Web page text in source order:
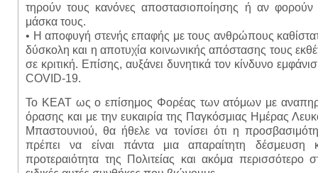
τηρούν τους κανόνες αποστασιοποίησης ή αν φορούν
μάσκα τους.
• Η αποφυγή στενής επαφής με τους ανθρώπους
δύσκολη και η αποτυχία κοινωνικής απόστασης τους
σε κριτική. Επίσης, αυξάνει δυνητικά τον κίνδυνο
COVID-19.
Το ΚΕΑΤ ως ο επίσημος Φορέας των ατόμων με
όρασης και με την ευκαιρία της Παγκόσμιας Ημέρας
Μπαστουνιού, θα ήθελε να τονίσει ότι η
πρέπει να είναι πάντα μια απαραίτητη δέσμευση
προτεραιότητα της Πολιτείας και ακόμα περισσότερο